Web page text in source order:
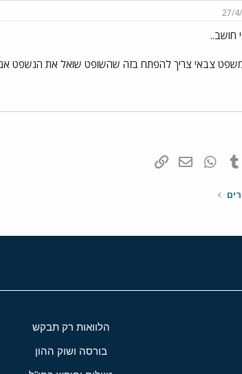
27/
חושב..
צבאי צריך להפתח בזה שהשופט שואל את הנשפט אם
Tumblr
WhatsAppדואר אלקטרוני
הלוואות רק תבקש
בורסה ושוק ההון